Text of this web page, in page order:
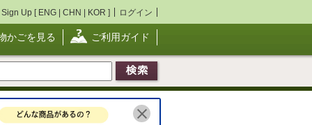
Sign Up [ ENG | CHN | KOR ] ログイン
かごを見る ご利用ガイド